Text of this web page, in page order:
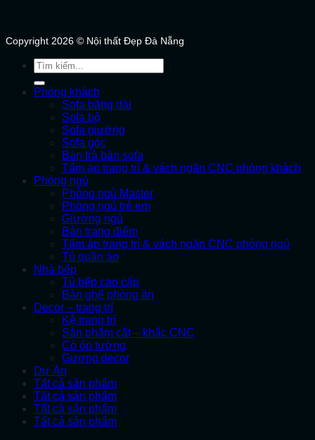
Copyright 2026 © Nội thất Đẹp Đà Nẵng
Tìm
kiếm:
Phòng khách
Sofa băng dài
Sofa bộ
Sofa giường
Sofa góc
Bàn trà bàn sofa
Tấm áp trang trí & vách ngăn CNC phòng khách
Phòng ngủ
Phòng ngủ Master
Phòng ngủ trẻ em
Giường ngủ
Bàn trang điểm
Tấm áp trang trí & vách ngăn CNC phòng ngủ
Tủ quần áo
Nhà bếp
Tủ bếp cao cấp
Bàn ghế phòng ăn
Decor – trang trí
Kệ trang trí
Sản phẩm cắt – khắc CNC
Cỏ ốp tường
Gương decor
Dự Án
Tất cả sản phẩm
Tất cả sản phẩm
Tất cả sản phẩm
Tất cả sản phẩm